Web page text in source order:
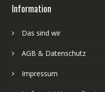
Information
Das sind wir
AGB & Datenschutz
Impressum